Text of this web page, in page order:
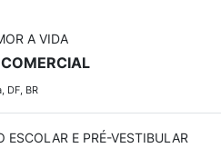
A VIDA
DF, BR
ESCOLAR E PRÉ-VESTIBULAR